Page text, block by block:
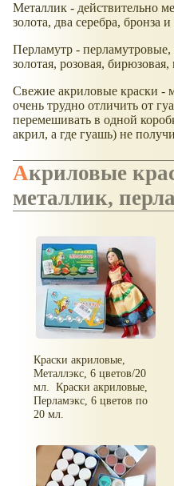
Металлик - действительно
золота, два серебра, бронза
Перламутр -
золотая, розовая, бирюзовая,
Свежие акриловые краски -
очень трудно отличить от
перемешивать в одной
акрил, а где гуашь) не
Акриловые краски (обычные,
металлик,
Краски акриловые,
Металлэкс, 6 цветов/20
мл. Краски акриловые,
Перламэкс, 6 цветов по
20 мл.